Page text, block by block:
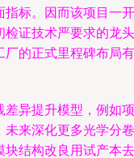
指标。因而该项目一开
检证技术严要求的龙头
厂的正式里程碑布局有
差异提升模型，例如项
未来深化更多光学分卷
块结构改良用试产本去